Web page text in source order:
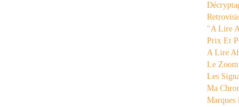
"a Lire
Prix Et
A Lire
Le
Les
Ma
Marques